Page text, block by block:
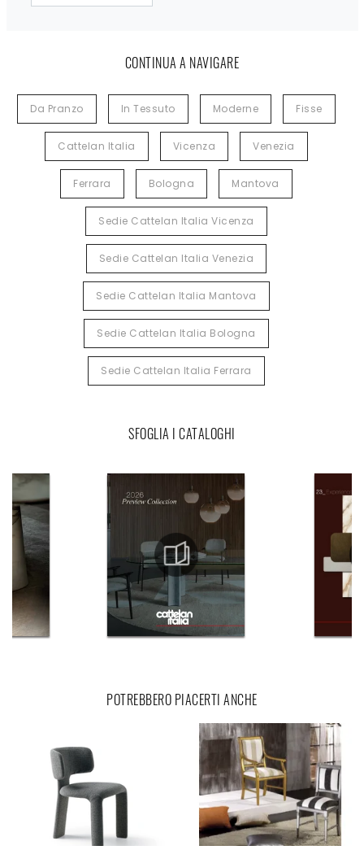
CONTINUA A NAVIGARE
Da Pranzo In Tessuto Moderne Fisse
Cattelan Italia Vicenza Venezia
Ferrara Bologna Mantova
Sedie Cattelan Italia Vicenza
Sedie Cattelan Italia Venezia
Sedie Cattelan Italia Mantova
Sedie Cattelan Italia Bologna
Sedie Cattelan Italia Ferrara
SFOGLIA I CATALOGHI
POTREBBERO PIACERTI ANCHE